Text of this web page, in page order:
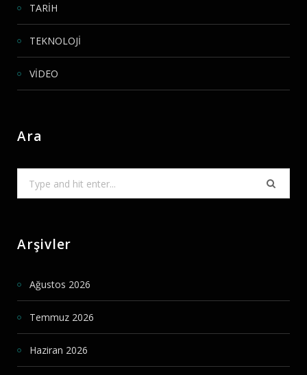
TARİH
TEKNOLOJİ
VİDEO
Ara
Arşivler
Ağustos 2026
Temmuz 2026
Haziran 2026